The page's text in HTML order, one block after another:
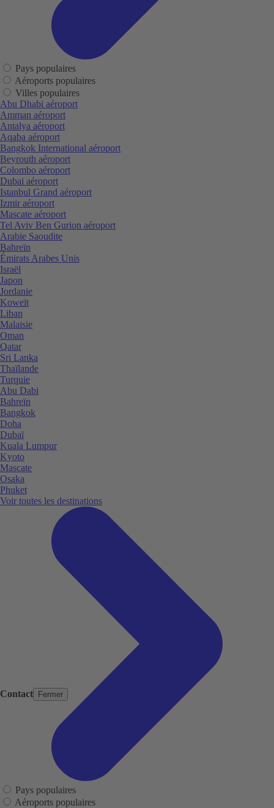
Contact Fermer
Pays populaires
Aéroports populaires
Villes populaires
Abu Dhabi aéroport
Amman aéroport
Antalya aéroport
Aqaba aéroport
Bangkok International aéroport
Beyrouth aéroport
Colombo aéroport
Dubai aéroport
Istanbul Grand aéroport
Izmir aéroport
Mascate aéroport
Tel Aviv Ben Gurion aéroport
Arabie Saoudite
Bahreïn
Émirats Arabes Unis
Israël
Japon
Jordanie
Koweït
Liban
Malaisie
Oman
Qatar
Sri Lanka
Thaïlande
Turquie
Abu Dabi
Bahreïn
Bangkok
Doha
Dubaï
Kuala Lumpur
Kyoto
Mascate
Osaka
Phuket
Voir toutes les destinations
Pays populaires
Aéroports populaires